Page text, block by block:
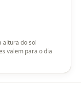
altura do sol
valem para o dia